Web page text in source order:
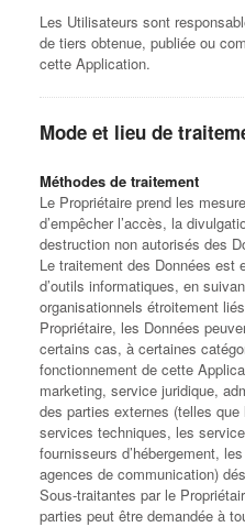
Les Utilisateurs sont
de tiers obtenue, publiée ou
cette Application.
Mode et lieu de
Méthodes de traitement
Le Propriétaire prend les
d’empêcher l’accès, la
destruction non autorisés des
Le traitement des Données est
d’outils informatiques, en
organisationnels étroitement
Propriétaire, les Données
certains cas, à certaines
fonctionnement de cette
marketing, service juridique,
des parties externes (telles
services techniques, les
fournisseurs d’hébergement,
agences de communication)
Sous-traitantes par le
parties peut être demandée à